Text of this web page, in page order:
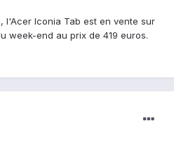
l'Acer Iconia Tab est en vente sur
week-end au prix de 419 euros.